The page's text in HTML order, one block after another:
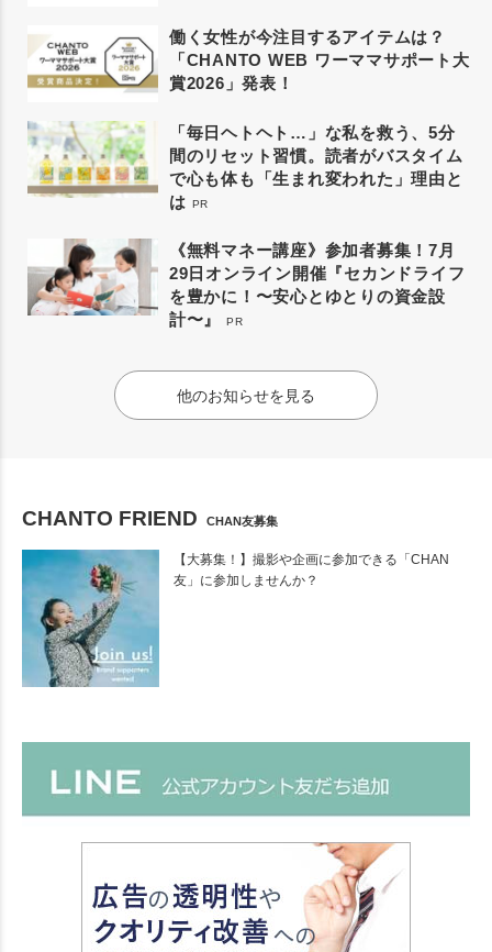
働く女性が今注目するアイテムは？
「CHANTO WEB ワーママサポート大
賞2026」発表！
「毎日ヘトヘト…」な私を救う、5分
間のリセット習慣。読者がバスタイム
で心も体も「生まれ変われた」理由と
は PR
《無料マネー講座》参加者募集！7月
29日オンライン開催『セカンドライフ
を豊かに！〜安心とゆとりの資金設
計〜』
PR
他のお知らせを見る
CHANTO FRIEND CHAN友募集
【大募集！】撮影や企画に参加できる「CHAN
友」に参加しませんか？